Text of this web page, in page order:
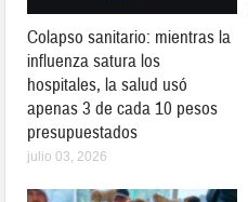
Colapso sanitario: mientras la
influenza satura los
hospitales, la salud usó
apenas 3 de cada 10 pesos
presupuestados
julio 03, 2026